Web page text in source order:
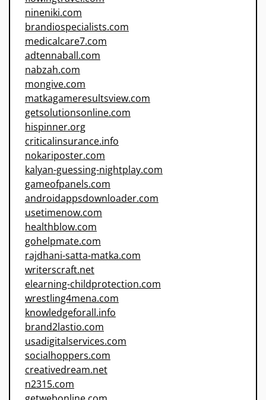
nineniki.com
brandiospecialists.com
medicalcare7.com
adtennaball.com
nabzah.com
mongive.com
matkagameresultsview.com
getsolutionsonline.com
hispinner.org
criticalinsurance.info
nokariposter.com
kalyan-guessing-nightplay.com
gameofpanels.com
androidappsdownloader.com
usetimenow.com
healthblow.com
gohelpmate.com
rajdhani-satta-matka.com
writerscraft.net
elearning-childprotection.com
wrestling4mena.com
knowledgeforall.info
brand2lastio.com
usadigitalservices.com
socialhoppers.com
creativedream.net
n2315.com